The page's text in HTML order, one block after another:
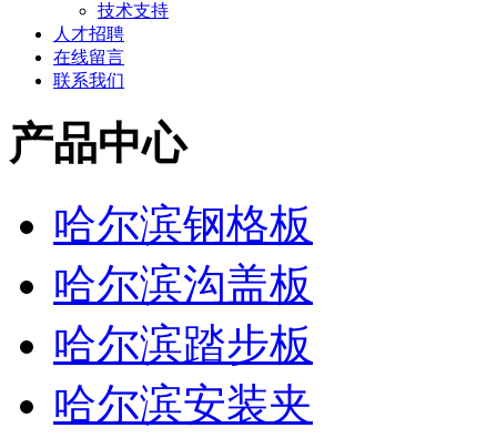
技术支持
人才招聘
在线留言
联系我们
产品中心
哈尔滨钢格板
哈尔滨沟盖板
哈尔滨踏步板
哈尔滨安装夹